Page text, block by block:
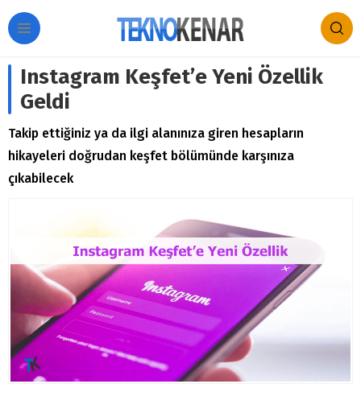
Instagram Keşfet’e Yeni Özellik
Geldi
Takip ettiğiniz ya da ilgi alanınıza giren hesapların
hikayeleri doğrudan keşfet bölümünde karşınıza
çıkabilecek